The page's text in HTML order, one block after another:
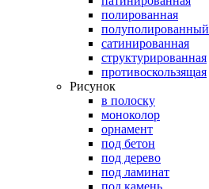
полированная
полуполированный
сатинированная
структурированная
противоскользящая
Рисунок
в полоску
моноколор
орнамент
под бетон
под дерево
под ламинат
под камень